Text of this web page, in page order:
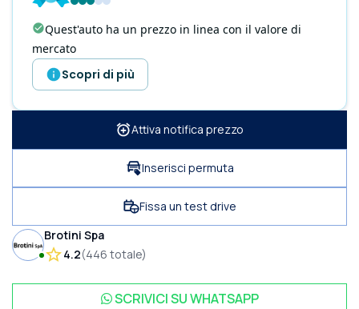
Quest'auto ha un prezzo in linea con il valore di
mercato
Scopri di più
Attiva notifica prezzo
Inserisci permuta
Fissa un test drive
Brotini Spa
4.2(446 totale)
SCRIVICI SUWHATSAPP